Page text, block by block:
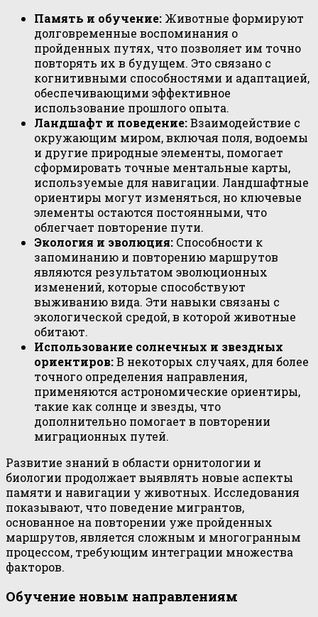
Память и обучение: Животные формируют
долговременные воспоминания о
пройденных путях, что позволяет им точно
повторять их в будущем. Это связано с
когнитивными способностями и адаптацией,
обеспечивающими эффективное
использование прошлого опыта.
Ландшафт и поведение:Взаимодействие с
окружающим миром, включая поля, водоемы
и другие природные элементы, помогает
сформировать точные ментальные карты,
используемые для навигации. Ландшафтные
ориентиры могут изменяться, но ключевые
элементы остаются постоянными, что
облегчает повторение пути.
Экология и эволюция: Способности к
запоминанию и повторению маршрутов
являются результатом эволюционных
изменений, которые способствуют
выживанию вида. Эти навыки связаны с
экологической средой, в которой животные
обитают.
Использование солнечных и звездных
ориентиров:В некоторых случаях, для более
точного определения направления,
применяются астрономические ориентиры,
такие как солнце и звезды, что
дополнительно помогает в повторении
миграционных путей.
Развитие знаний в области орнитологии и
биологии продолжает выявлять новые аспекты
памяти и навигации у животных. Исследования
показывают, что поведение мигрантов,
основанное на повторении уже пройденных
маршрутов, является сложным и многогранным
процессом, требующим интеграции множества
факторов.
Обучение новым направлениям